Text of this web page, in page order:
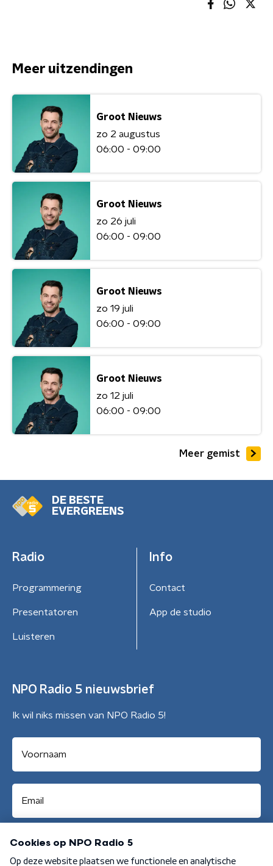
Meer uitzendingen
Groot Nieuws
zo 2 augustus
06:00 - 09:00
Groot Nieuws
zo 26 juli
06:00 - 09:00
Groot Nieuws
zo 19 juli
06:00 - 09:00
Groot Nieuws
zo 12 juli
06:00 - 09:00
Meer gemist
DE BESTE
EVERGREENS
Radio
Programmering
Presentatoren
Luisteren
Info
Contact
App de studio
NPO Radio 5 nieuwsbrief
Ik wil niks missen van NPO Radio 5!
Aanmelden